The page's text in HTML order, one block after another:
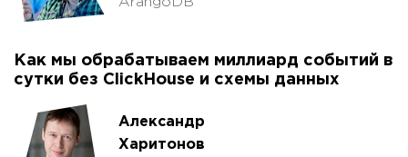
Как мы обрабатываем миллиард событий в
сутки без ClickHouse и схемы данных
Александр
Харитонов